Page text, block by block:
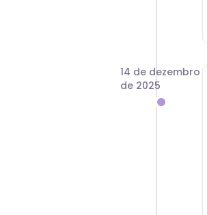
14 de dezembro
de 2025